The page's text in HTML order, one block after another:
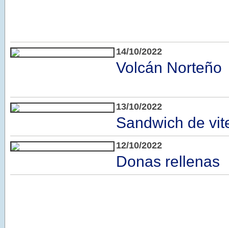
14/10/2022
Volcán Norteño
13/10/2022
Sandwich de
12/10/2022
Donas rellenas